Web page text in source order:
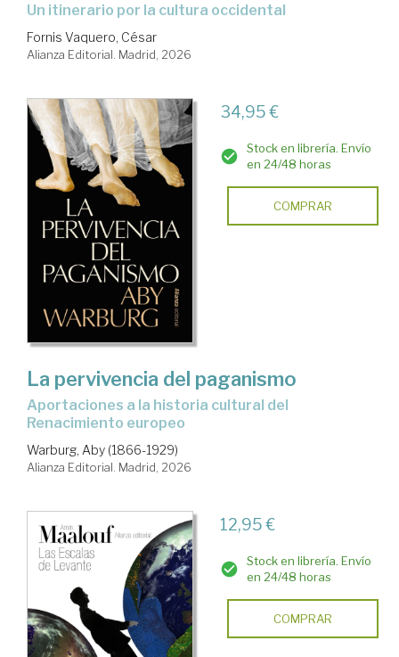
Un itinerario por la cultura occidental
Fornis Vaquero, César
Alianza Editorial. Madrid, 2026
34,95 €
Stock en librería. Envío
en 24/48 horas
COMPRAR
La pervivencia del paganismo
Aportaciones a la historia cultural del
Renacimiento europeo
Warburg, Aby (1866-1929)
Alianza Editorial. Madrid, 2026
12,95 €
Stock en librería. Envío
en 24/48 horas
COMPRAR